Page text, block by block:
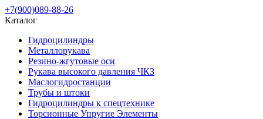
+7(900)089-88-26
Каталог
Гидроцилиндры
Металлорукава
Резино-жгутовые оси
Рукава высокого давления ЧКЗ
Маслогидростанции
Трубы и штоки
Гидроцилиндры к спецтехнике
Торсионные Упругие Элементы